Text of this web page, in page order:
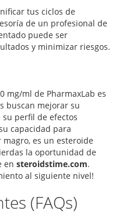
tus ciclos de
de un profesional de
puede ser
y minimizar riesgos.
mg/ml de PharmaxLab es
buscan mejorar su
perfil de efectos
capacidad para
es un esteroide
la oportunidad de
en steroidstime.com.
al siguiente nivel!
(FAQs)